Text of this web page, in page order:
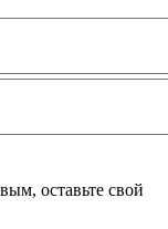
оставьте свой